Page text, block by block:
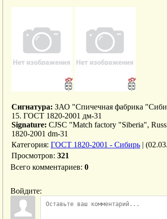
Сигнатура: ЗАО "Спичечная фабрика
15. ГОСТ 1820-2001 дм-31
Signature: CJSC "Match factory "Siberia",
1820-2001 dm-31
Категория: ГОСТ 1820-2001 - Сибирь |
Просмотров: 321
Всего комментариев: 0
Войдите: